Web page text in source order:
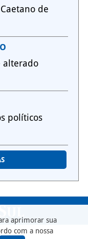
de
alterado
políticos
aprimorar sua
com a nossa